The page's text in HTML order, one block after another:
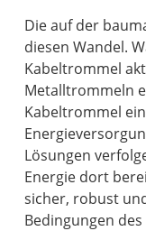
Die auf der
diesen Wandel.
Kabeltrommel
Metalltrommeln
Kabeltrommel
Lösungen
Energie dort
sicher, robust
Bedingungen